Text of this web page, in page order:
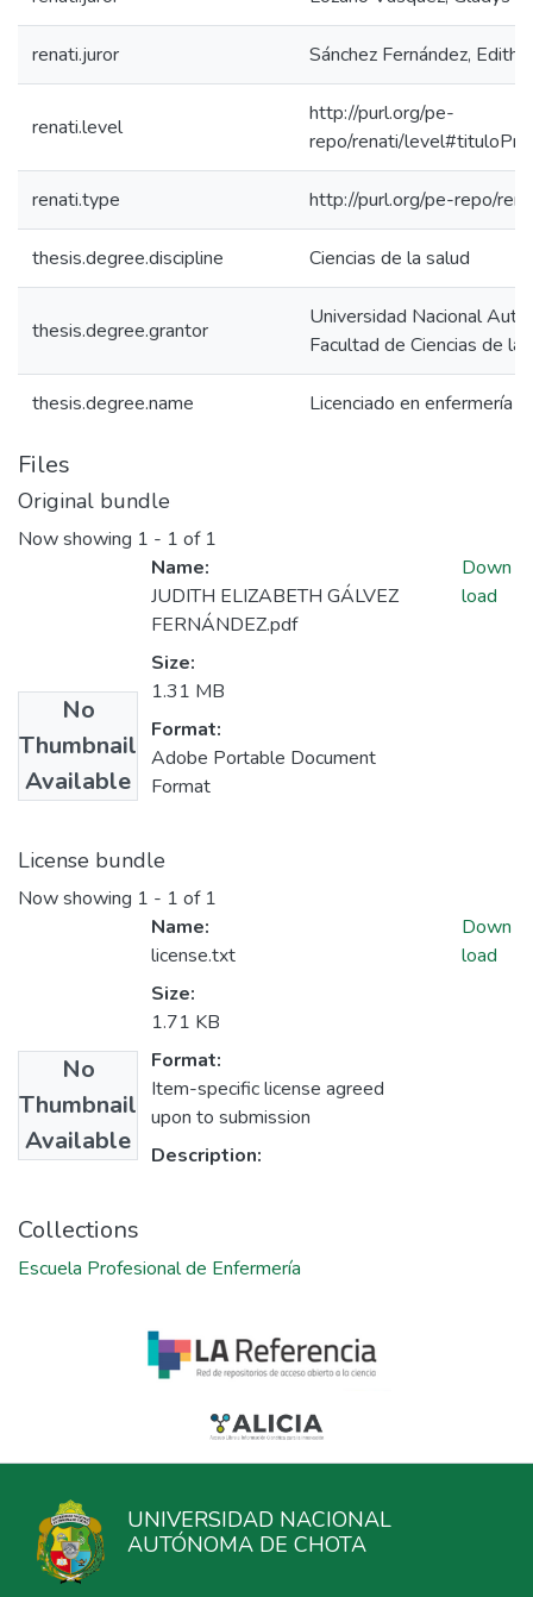
renati.juror Sánchez Fernández, Edith
renati.level
http://purl.org/pe-
repo/renati/
renati.type http://purl.org/pe-repo/
thesis.degree.discipline Ciencias de la salud
thesis.degree.grantor
Universidad Nacional
Facultad de Ciencias de la
thesis.degree.name Licenciado en enfermería
Files
Original bundle
Now showing 1 - 1 of 1
No
Thumbnail
Available
Name:
JUDITH ELIZABETH GÁLVEZ
FERNÁNDEZ.pdf
Size:
1.31 MB
Format:
Adobe Portable Document
Format
Down
load
License bundle
Now showing 1 - 1 of 1
No
Thumbnail
Available
Name:
license.txt
Size:
1.71 KB
Format:
Item-specific license agreed
upon to submission
Description:
Down
load
Collections
Escuela Profesional de Enfermería
UNIVERSIDAD NACIONAL
AUTÓNOMA DE CHOTA